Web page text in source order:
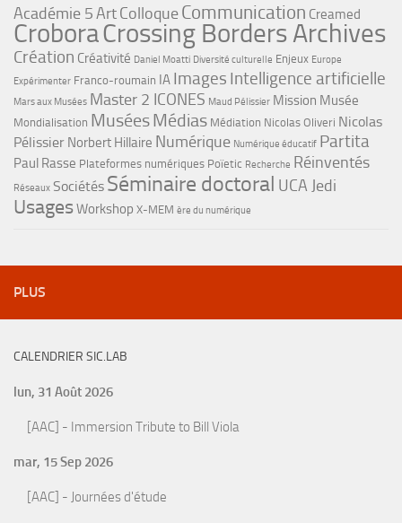
Académie 5ArtColloqueCommunication Creamed
CroboraCrossing Borders Archives
Création Créativité Daniel Moatti Diversité culturelle Enjeux Europe
Expérimenter Franco-roumain IA Images Intelligence artificielle
Mars aux Musées Master 2 ICONES Maud Pélissier Mission Musée
Mondialisation MuséesMédias Médiation Nicolas Oliveri Nicolas
Pélissier Norbert Hillaire Numérique Numérique éducatif Partita
Paul Rasse Plateformes numériques Poïetic Recherche Réinventés
Réseaux Sociétés Séminaire doctoral UCA Jedi
UsagesWorkshop X-MEM ère du numérique
PLUS
CALENDRIER SIC.LAB
lun, 31 Août 2026
[AAC] - Immersion Tribute to Bill Viola
mar, 15 Sep 2026
[AAC] - Journées d'étude